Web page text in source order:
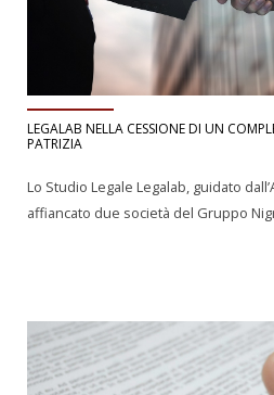
LEGALAB NELLA CESSIONE DI UN
PATRIZIA
Lo Studio Legale Legalab, guidato
affiancato due società del Gruppo